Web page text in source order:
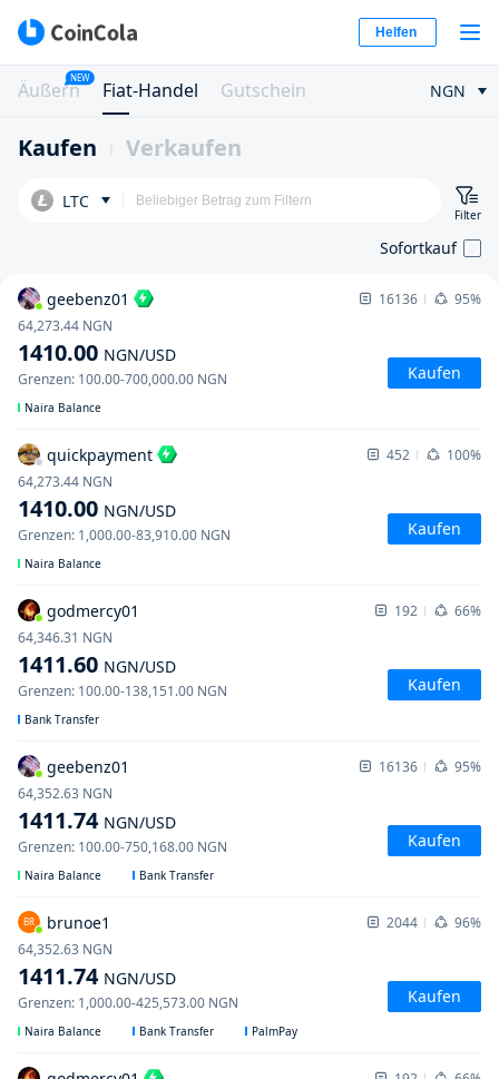
Helfen
Äußern
NEW
Fiat-Handel Gutschein NGN
Kaufen Verkaufen
LTC
Filter
Sofortkauf
geebenz01 16136 95%
1410.00 NGN/USD
64,273.44 NGN
Grenzen: 100.00-700,000.00 NGN Kaufen
Naira Balance
quickpayment 452 100%
1410.00 NGN/USD
64,273.44 NGN
Grenzen: 1,000.00-83,910.00 NGN Kaufen
Naira Balance
godmercy01 192 66%
1411.60 NGN/USD
64,346.31 NGN
Grenzen: 100.00-138,151.00 NGN Kaufen
Bank Transfer
geebenz01 16136 95%
1411.74 NGN/USD
64,352.63 NGN
Grenzen: 100.00-750,168.00 NGN Kaufen
Naira Balance Bank Transfer
BR brunoe1 2044 96%
1411.74 NGN/USD
64,352.63 NGN
Grenzen: 1,000.00-425,573.00 NGN Kaufen
Naira Balance Bank Transfer PalmPay